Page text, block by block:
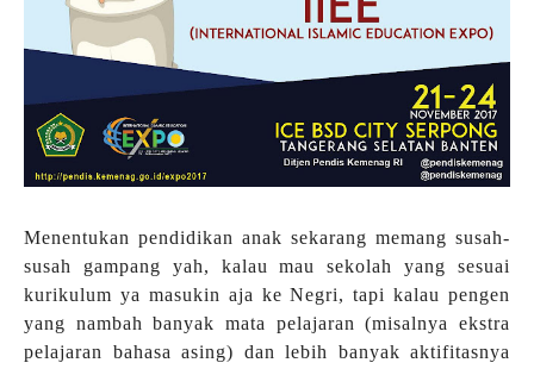
Menentukan pendidikan anak sekarang memang susah-
susah gampang yah, kalau mau sekolah yang sesuai
kurikulum ya masukin aja ke Negri, tapi kalau pengen
yang nambah banyak mata pelajaran (misalnya ekstra
pelajaran bahasa asing) dan lebih banyak aktifitasnya